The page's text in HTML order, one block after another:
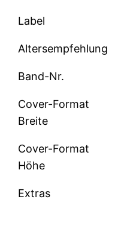
Label
Altersempfehlung
Band-Nr.
Cover-Format
Breite
Cover-Format
Höhe
Extras